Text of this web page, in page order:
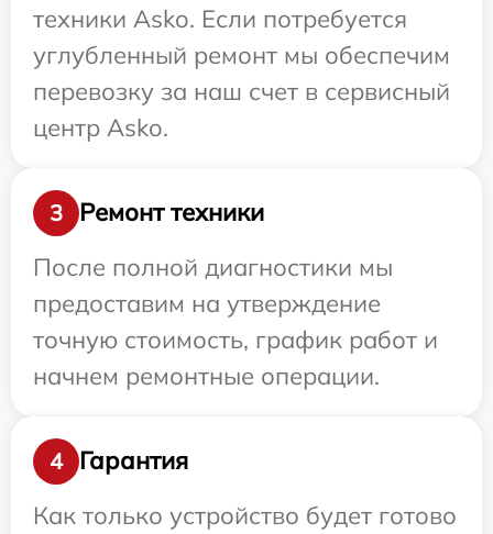
техники Asko. Если потребуется
углубленный ремонт мы обеспечим
перевозку за наш счет в сервисный
центр Asko.
3
Ремонт техники
После полной диагностики мы
предоставим на утверждение
точную стоимость, график работ и
начнем ремонтные операции.
4
Гарантия
Как только устройство будет готово